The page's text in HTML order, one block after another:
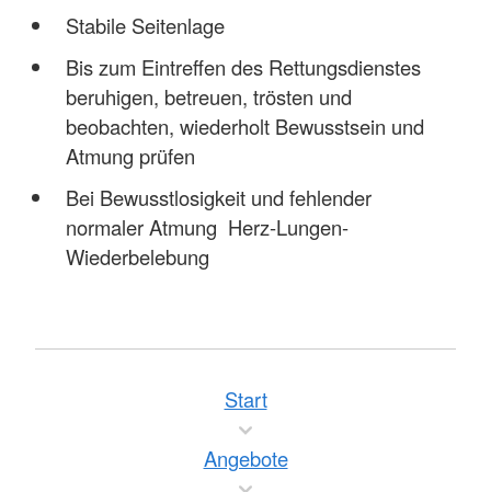
Stabile Seitenlage
Bis zum Eintreffen des Rettungsdienstes
beruhigen, betreuen, trösten und
beobachten, wiederholt Bewusstsein und
Atmung prüfen
Bei Bewusstlosigkeit und fehlender
normaler Atmung Herz-Lungen-
Wiederbelebung
Start
Angebote